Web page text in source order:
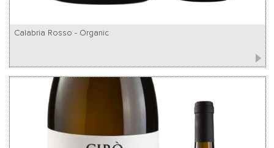
Calabria Rosso - Organic